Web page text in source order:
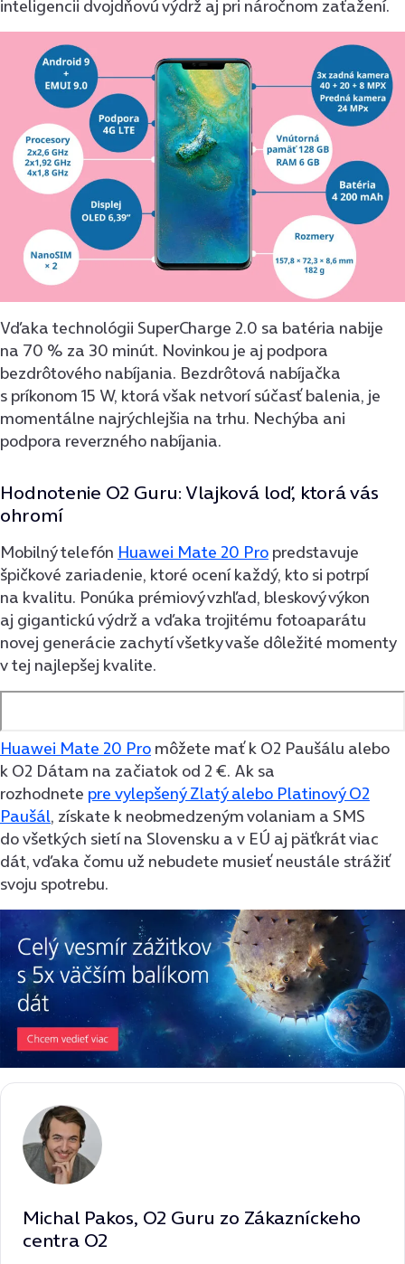
inteligencii dvojdňovú výdrž aj pri náročnom zaťažení.
Vďaka technológii SuperCharge 2.0 sa batéria nabije
na 70 % za 30 minút. Novinkou je aj podpora
bezdrôtového nabíjania. Bezdrôtová nabíjačka
s príkonom 15 W, ktorá však netvorí súčasť balenia, je
momentálne najrýchlejšia na trhu. Nechýba ani
podpora reverzného nabíjania.
Hodnotenie O2 Guru: Vlajková loď, ktorá vás
ohromí
Mobilný telefón Huawei Mate 20 Pro predstavuje
špičkové zariadenie, ktoré ocení každý, kto si potrpí
na kvalitu. Ponúka prémiový vzhľad, bleskový výkon
aj gigantickú výdrž a vďaka trojitému fotoaparátu
novej generácie zachytí všetky vaše dôležité momenty
v tej najlepšej kvalite.
Huawei Mate 20 Pro môžete mať k O2 Paušálu alebo
k O2 Dátam na začiatok od 2 €. Ak sa
rozhodnete pre vylepšený Zlatý alebo Platinový O2
Paušál, získate k neobmedzeným volaniam a SMS
do všetkých sietí na Slovensku a v EÚ aj päťkrát viac
dát, vďaka čomu už nebudete musieť neustále strážiť
svoju spotrebu.
Michal Pakos, O2 Guru zo Zákazníckeho
centra O2